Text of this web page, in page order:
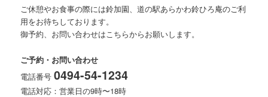
ご休憩やお食事の際には鈴加園、道の駅あらかわ鈴ひろ庵のご利
用をお待ちしております。
御予約、お問い合わせはこちらからお願いします。
ご予約・お問い合わせ
電話番号0494-54-1234
電話対応：営業日の9時〜18時